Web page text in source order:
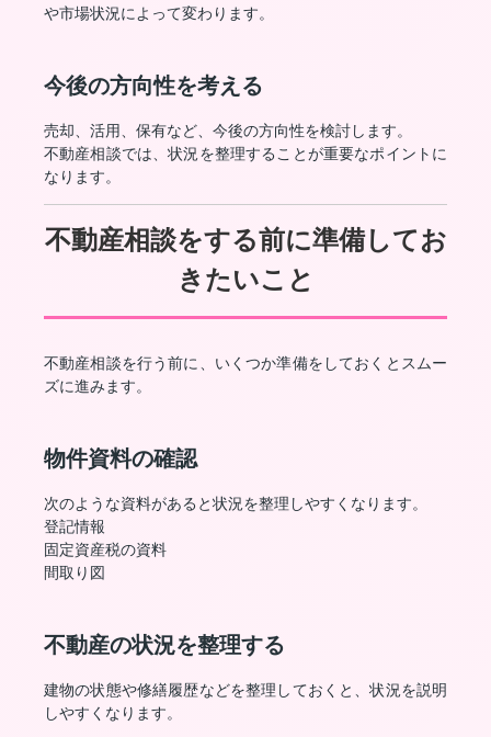
や市場状況によって変わります。
今後の方向性を考える
売却、活用、保有など、今後の方向性を検討します。
不動産相談では、状況を整理することが重要なポイントに
なります。
不動産相談をする前に準備してお
きたいこと
不動産相談を行う前に、いくつか準備をしておくとスムー
ズに進みます。
物件資料の確認
次のような資料があると状況を整理しやすくなります。
登記情報
固定資産税の資料
間取り図
不動産の状況を整理する
建物の状態や修繕履歴などを整理しておくと、状況を説明
しやすくなります。